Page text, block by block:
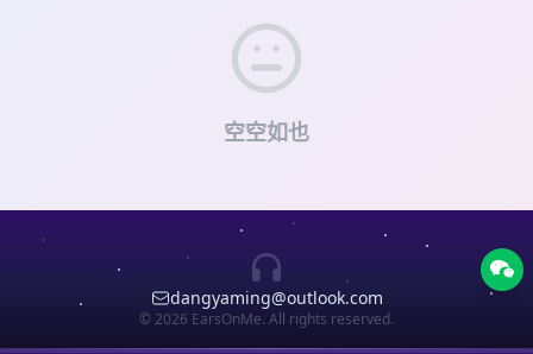
的忠诚、一种无法承受的背叛感 20:25 - 24:46｜让-
路易的自洽 让-路易的自洽与安娜不同、他的妻子自
杀，这让他的悲伤里带着更复杂的愧疚感 但他作为
的自洽是明知道可能再次受伤，仍然出发 他不试图
｜什么是自洽：从利科尔到卡缪到黑格尔 这一节我
们从哲学角度拆解“自洽” 利科尔的“叙事认同”说明，
创伤会让一个人的生命故事断裂 自洽不是回到断裂
之前，而是把断裂本身编进新的叙事里 卡缪的荒诞
哲学提醒我们，矛盾未必能够被解决，但人仍然可
以在荒诞中选择行动 黑格尔的“扬弃”则提供了最精
妙的理解：过去的爱和新的爱不是互相取消，而是
却看见了一个错误的你 家庭、亲密关系、朋友关系
和社会分类中，我们常常被父母的期待、伴侣的不
安、朋友的旧印象，或性别、阶层、外貌、身份标
签所覆盖 我们透过黑格尔的“承认”来讨论：真正的
被看见，不是被归类，而是被当作一个复杂、变
化、独立的主体来接收 20:05-23:53｜一个过度可
点赞、评论，让每个人都处在持续展示之中 但大量
的可见，不等于真正的被看见 我们的老朋友、韩炳
哲《透明社会》又出来啦！ 我们讨论现代可见性的
悖论：当一切都被要求展示、解释、归类和消费，
他者身上不可化约的陌异性，也正在被削弱 23:54-
28:23｜当真正看见过你的人不在了 当一个真正爱过
题，不是一个案例，不是一个等待被归类的症状、
他者是一张脸，是一个永远比我们的理解更多一点
的存在 13:40-18:15｜语言是桥，可是啊、桥永远短
害怕”“我很孤独”，于是内心有了一座通向他人的桥
不完整的桥，可我们仍然一次次走上去 18:16-23:21
｜临终床边：就走到这里吧、。 在死亡面前，“你进
不去”会变得格外清晰 你可以坐在床边，握住他的
手，说完所有想说的话，但最后那一步，不是你的
在这里，我们讨论了罗兰·巴特《哀痛日记》和他寻
找母亲照片的故事：如何在失去中寻找一个人，又
空空如也
dangyaming@outlook.com
© 2026 EarsOnMe. All rights reserved.